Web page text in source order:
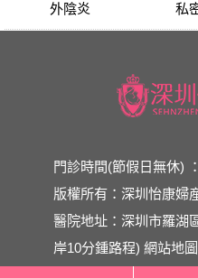
外陰炎 私
門診時間(節假日無休)
版權所有：深圳怡康婦
醫院地址：深圳市羅湖
岸10分鍾路程)網站地圖